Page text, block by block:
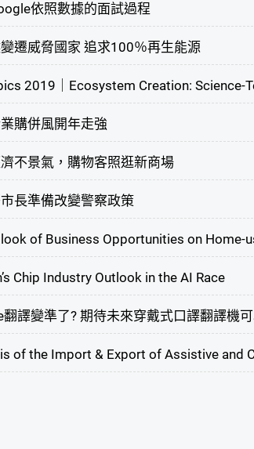
依照數據的面試過程
遷威脅國家 追求100％再生能源
2019｜Ecosystem Creation: Science-
購併風開年走強
不景氣，購物客照逛新商場
長準備改變警察政策
of Business Opportunities on Home-
Chip Industry Outlook in the AI Race
翻譯變準了? 期待未來穿戴式口譯翻譯機
of the Import & Export of Assistive and